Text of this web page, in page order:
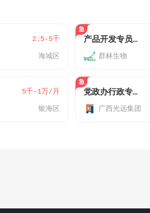
2.5-5千
海城区
产品开发专员（可以兼职）
群林生物
5千-1万/月
银海区
党政办行政专员(就业见习岗位)
广西光远集团